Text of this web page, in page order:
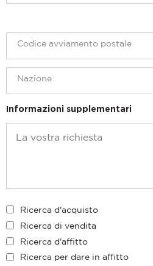
Informazioni supplementari
Ricerca d'acquisto
Ricerca di vendita
Ricerca d'affitto
Ricerca per dare in affitto